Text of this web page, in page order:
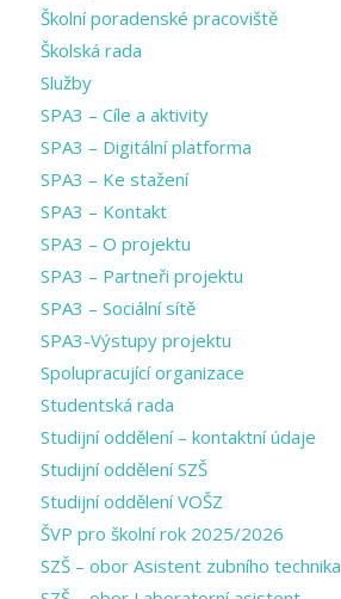
Školní poradenské pracoviště
Školská rada
Služby
SPA3 – Cíle a aktivity
SPA3 – Digitální platforma
SPA3 – Ke stažení
SPA3 – Kontakt
SPA3 – O projektu
SPA3 – Partneři projektu
SPA3 – Sociální sítě
SPA3-Výstupy projektu
Spolupracující organizace
Studentská rada
Studijní oddělení – kontaktní údaje
Studijní oddělení SZŠ
Studijní oddělení VOŠZ
ŠVP pro školní rok 2025/2026
SZŠ – obor Asistent zubního technika